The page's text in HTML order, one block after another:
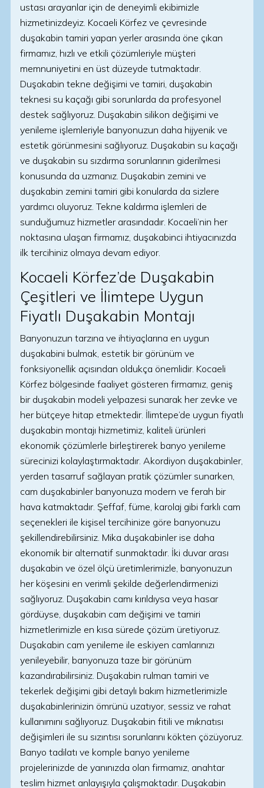
ustası arayanlar için de deneyimli ekibimizle
hizmetinizdeyiz. Kocaeli Körfez ve çevresinde
duşakabin tamiri yapan yerler arasında öne çıkan
firmamız, hızlı ve etkili çözümleriyle müşteri
memnuniyetini en üst düzeyde tutmaktadır.
Duşakabin tekne değişimi ve tamiri, duşakabin
teknesi su kaçağı gibi sorunlarda da profesyonel
destek sağlıyoruz. Duşakabin silikon değişimi ve
yenileme işlemleriyle banyonuzun daha hijyenik ve
estetik görünmesini sağlıyoruz. Duşakabin su kaçağı
ve duşakabin su sızdırma sorunlarının giderilmesi
konusunda da uzmanız. Duşakabin zemini ve
duşakabin zemini tamiri gibi konularda da sizlere
yardımcı oluyoruz. Tekne kaldırma işlemleri de
sunduğumuz hizmetler arasındadır. Kocaeli’nin her
noktasına ulaşan firmamız, duşakabinci ihtiyacınızda
ilk tercihiniz olmaya devam ediyor.
Kocaeli Körfez’de Duşakabin
Çeşitleri ve İlimtepe Uygun
Fiyatlı Duşakabin Montajı
Banyonuzun tarzına ve ihtiyaçlarına en uygun
duşakabini bulmak, estetik bir görünüm ve
fonksiyonellik açısından oldukça önemlidir. Kocaeli
Körfez bölgesinde faaliyet gösteren firmamız, geniş
bir duşakabin modeli yelpazesi sunarak her zevke ve
her bütçeye hitap etmektedir. İlimtepe’de uygun fiyatlı
duşakabin montajı hizmetimiz, kaliteli ürünleri
ekonomik çözümlerle birleştirerek banyo yenileme
sürecinizi kolaylaştırmaktadır. Akordiyon duşakabinler,
yerden tasarruf sağlayan pratik çözümler sunarken,
cam duşakabinler banyonuza modern ve ferah bir
hava katmaktadır. Şeffaf, füme, karolaj gibi farklı cam
seçenekleri ile kişisel tercihinize göre banyonuzu
şekillendirebilirsiniz. Mika duşakabinler ise daha
ekonomik bir alternatif sunmaktadır. İki duvar arası
duşakabin ve özel ölçü üretimlerimizle, banyonuzun
her köşesini en verimli şekilde değerlendirmenizi
sağlıyoruz. Duşakabin camı kırıldıysa veya hasar
gördüyse, duşakabin cam değişimi ve tamiri
hizmetlerimizle en kısa sürede çözüm üretiyoruz.
Duşakabin cam yenileme ile eskiyen camlarınızı
yenileyebilir, banyonuza taze bir görünüm
kazandırabilirsiniz. Duşakabin rulman tamiri ve
tekerlek değişimi gibi detaylı bakım hizmetlerimizle
duşakabinlerinizin ömrünü uzatıyor, sessiz ve rahat
kullanımını sağlıyoruz. Duşakabin fitili ve mıknatısı
değişimleri ile su sızıntısı sorunlarını kökten çözüyoruz.
Banyo tadilatı ve komple banyo yenileme
projelerinizde de yanınızda olan firmamız, anahtar
teslim hizmet anlayışıyla çalışmaktadır. Duşakabin